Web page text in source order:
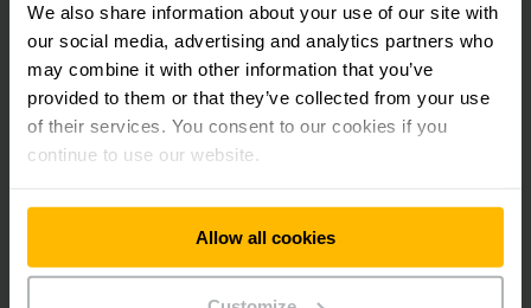
We also share information about your use of our site with
our social media, advertising and analytics partners who
may combine it with other information that you’ve
provided to them or that they’ve collected from your use
of their services. You consent to our cookies if you
continue to use our website.
Allow all cookies
Cada contribución representa una oportunidad, cada gesto
suma esperanza. En Jungheinrich estamos convencidos de
que construir un futuro más justo también es parte de
nuestra responsabilidad.
Redes sociales